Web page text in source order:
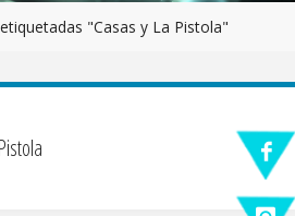
"Casas y La Pistola"